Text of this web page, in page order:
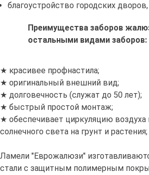
благоустройство городских
Преимущества заборов
остальными видами заборов:
★ красивее профнастила;
★ оригинальный внешний вид;
★ долговечность (служат до 50 лет);
★ быстрый простой монтаж;
★ обеспечивает циркуляцию воздуха
солнечного света на грунт и растения;
Ламели "Еврожалюзи"
стали с защитным полимерным